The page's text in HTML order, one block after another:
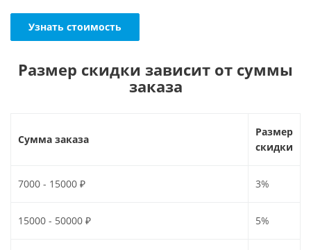
Узнать стоимость
Размер скидки зависит от суммы
заказа
Сумма заказа
Размер
скидки
7000 - 15000 ₽ 3%
15000 - 50000 ₽ 5%